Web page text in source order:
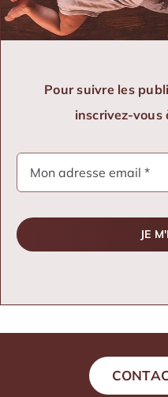
Pour suivre les
inscrivez-
JE